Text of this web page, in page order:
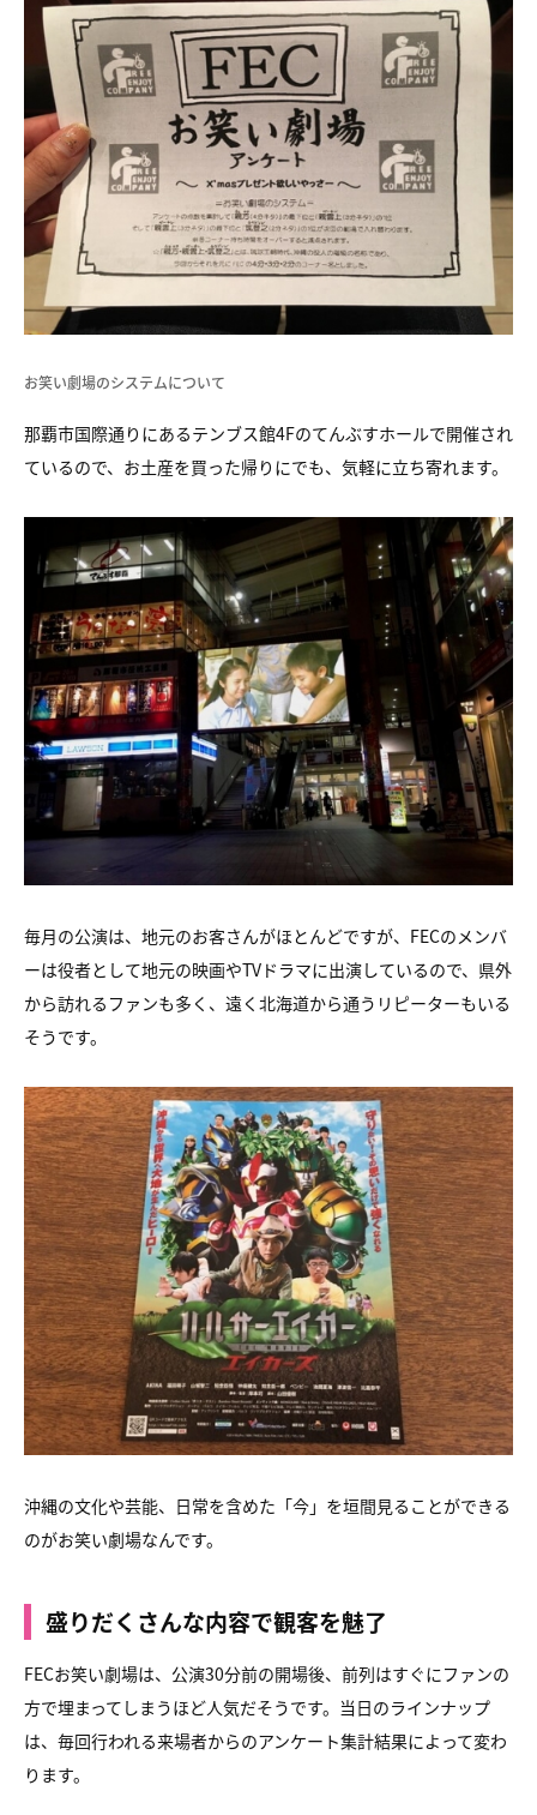
お笑い劇場のシステムについて
那覇市国際通りにあるテンブス館4Fのてんぶすホールで開催され
ているので、お土産を買った帰りにでも、気軽に立ち寄れます。
毎月の公演は、地元のお客さんがほとんどですが、FECのメンバ
ーは役者として地元の映画やTVドラマに出演しているので、県外
から訪れるファンも多く、遠く北海道から通うリピーターもいる
そうです。
沖縄の文化や芸能、日常を含めた「今」を垣間見ることができる
のがお笑い劇場なんです。
盛りだくさんな内容で観客を魅了
FECお笑い劇場は、公演30分前の開場後、前列はすぐにファンの
方で埋まってしまうほど人気だそうです。当日のラインナップ
は、毎回行われる来場者からのアンケート集計結果によって変わ
ります。